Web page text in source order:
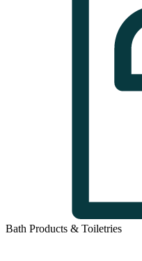
Bath Products & Toiletries